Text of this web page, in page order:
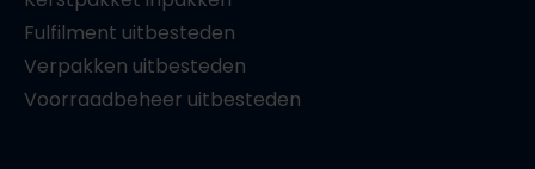
Fulfilment uitbesteden
Verpakken uitbesteden
Voorraadbeheer uitbesteden